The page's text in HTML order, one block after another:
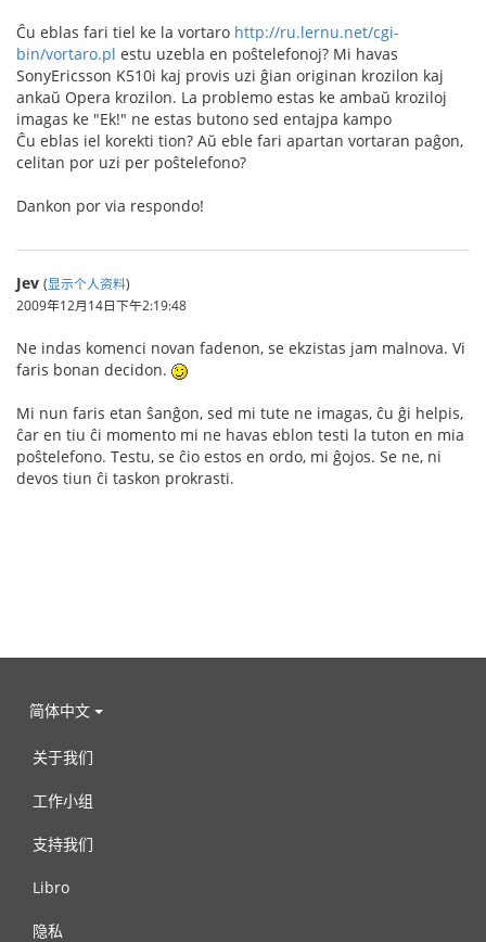
Ĉu eblas fari tiel ke la vortaro http://ru.lernu.net/cgi-
bin/vortaro.pl estu uzebla en poŝtelefonoj? Mi havas
SonyEricsson K510i kaj provis uzi ĝian originan krozilon kaj
ankaŭ Opera krozilon. La problemo estas ke ambaŭ kroziloj
imagas ke "Ek!" ne estas butono sed entajpa kampo
Ĉu eblas iel korekti tion? Aŭ eble fari apartan vortaran paĝon,
celitan por uzi per poŝtelefono?
Dankon por via respondo!
Jev (显示个人资料)
2009年12月14日下午2:19:48
Ne indas komenci novan fadenon, se ekzistas jam malnova. Vi
faris bonan decidon.
Mi nun faris etan ŝanĝon, sed mi tute ne imagas, ĉu ĝi helpis,
ĉar en tiu ĉi momento mi ne havas eblon testi la tuton en mia
poŝtelefono. Testu, se ĉio estos en ordo, mi ĝojos. Se ne, ni
devos tiun ĉi taskon prokrasti.
简体中文
关于我们
工作小组
支持我们
Libro
隐私